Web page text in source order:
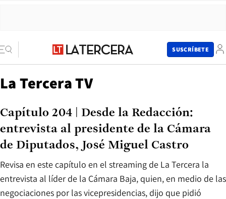
SUSCRÍBETE
La Tercera TV
Revisa en este capítulo en el streaming de La Tercera la
entrevista al líder de la Cámara Baja, quien, en medio de las
negociaciones por las vicepresidencias, dijo que pidió
Capítulo 204 | Desde la Redacción:
entrevista al presidente de la Cámara
de Diputados, José Miguel Castro